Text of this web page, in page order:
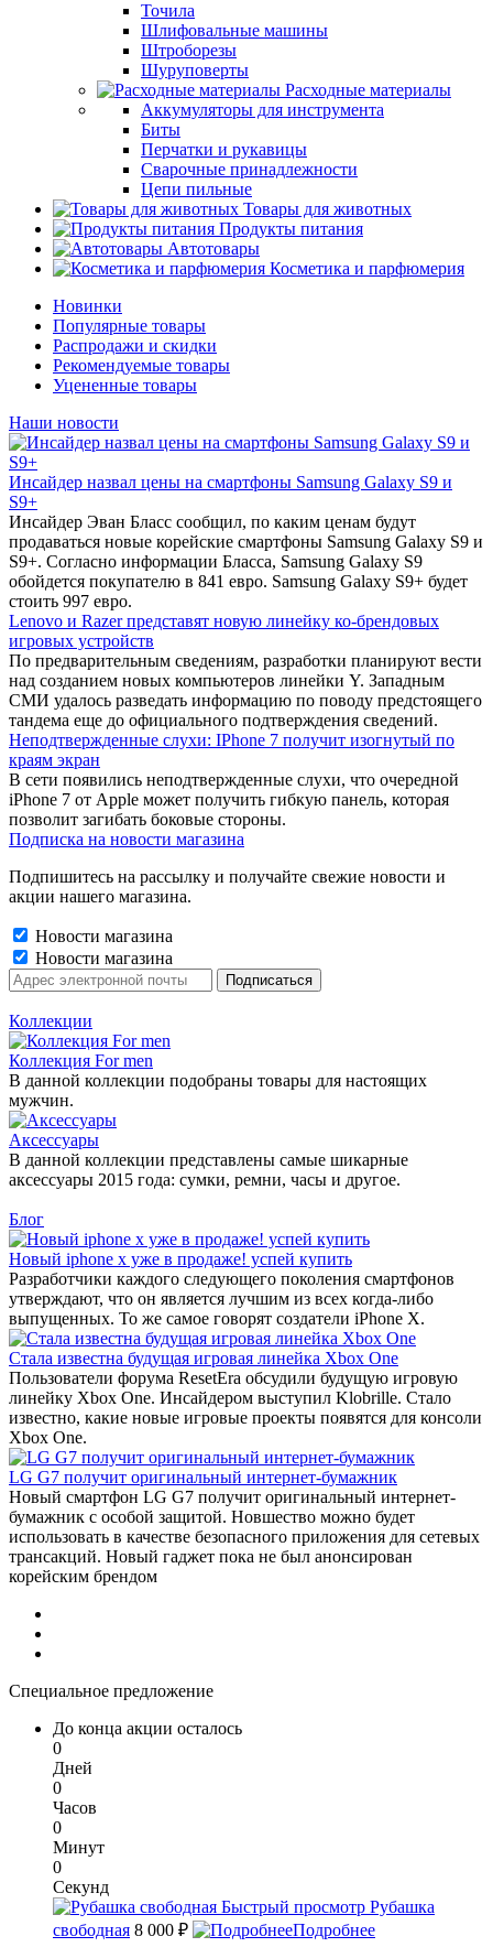
Точила
Шлифовальные машины
Штроборезы
Шуруповерты
Расходные материалы
Аккумуляторы для инструмента
Биты
Перчатки и рукавицы
Сварочные принадлежности
Цепи пильные
Товары для животных
Продукты питания
Автотовары
Косметика и парфюмерия
Новинки
Популярные товары
Распродажи и скидки
Рекомендуемые товары
Уцененные товары
Наши новости
Инсайдер назвал цены на смартфоны Samsung Galaxy S9 и
S9+
Инсайдер Эван Бласс сообщил, по каким ценам будут
продаваться новые корейские смартфоны Samsung Galaxy S9 и
S9+. Согласно информации Бласса, Samsung Galaxy S9
обойдется покупателю в 841 евро. Samsung Galaxy S9+ будет
стоить 997 евро.
Lenovo и Razer представят новую линейку ко-брендовых
игровых устройств
По предварительным сведениям, разработки планируют вести
над созданием новых компьютеров линейки Y. Западным
СМИ удалось разведать информацию по поводу предстоящего
тандема еще до официального подтверждения сведений.
Неподтвержденные слухи: IPhone 7 получит изогнутый по
краям экран
В сети появились неподтвержденные слухи, что очередной
iPhone 7 от Apple может получить гибкую панель, которая
позволит загибать боковые стороны.
Подписка на новости магазина
Подпишитесь на рассылку и получайте свежие новости и
акции нашего магазина.
Новости магазина
Новости магазина
Коллекции
Коллекция For men
В данной коллекции подобраны товары для настоящих
мужчин.
Аксессуары
В данной коллекции представлены самые шикарные
аксессуары 2015 года: сумки, ремни, часы и другое.
Блог
Новый iphone x уже в продаже! успей купить
Разработчики каждого следующего поколения смартфонов
утверждают, что он является лучшим из всех когда-либо
выпущенных. То же самое говорят создатели iPhone X.
Стала известна будущая игровая линейка Xbox One
Пользователи форума ResetEra обсудили будущую игровую
линейку Xbox One. Инсайдером выступил Klobrille. Стало
известно, какие новые игровые проекты появятся для консоли
Xbox One.
LG G7 получит оригинальный интернет-бумажник
Новый смартфон LG G7 получит оригинальный интернет-
бумажник с особой защитой. Новшество можно будет
использовать в качестве безопасного приложения для сетевых
трансакций. Новый гаджет пока не был анонсирован
корейским брендом
Специальное предложение
До конца акции осталось
0
Дней
0
Часов
0
Минут
0
Секунд
Быстрый просмотр Рубашка
свободная 8 000 ₽ Подробнее